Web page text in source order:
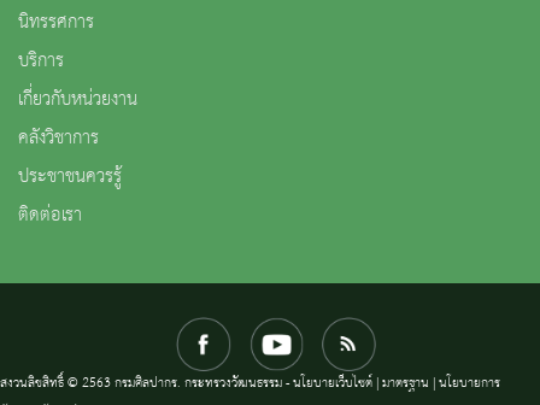
นิทรรศการ
บริการ
เกี่ยวกับหน่วยงาน
คลังวิชาการ
ประชาชนควรรู้
ติดต่อเรา
สงวนลิขสิทธิ์ © 2563 กรมศิลปากร. กระทรวงวัฒนธรรม -นโยบายเว็บไซต์|มาตรฐาน |นโยบายการ